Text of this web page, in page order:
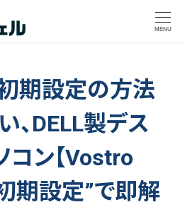
MENU
期設定の方法
、DELL製デス
コン【Vostro
期設定”で即解